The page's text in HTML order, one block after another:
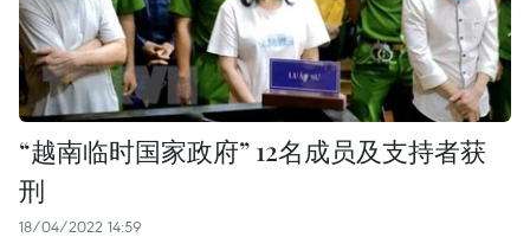
“越南临时国家政府” 12名成员及支持者获
刑
18/04/2022 14:59